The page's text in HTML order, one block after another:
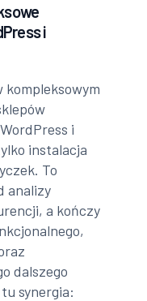
i
kompleksowym
i
instalacja
To
analizy
a kończy
dalszego
synergia: